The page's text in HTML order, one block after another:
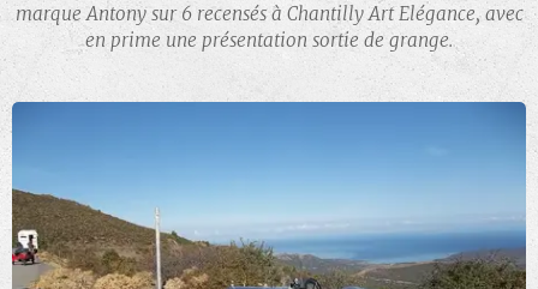
marque Antony sur 6 recensés à Chantilly Art Elégance, avec
en prime une présentation sortie de grange.